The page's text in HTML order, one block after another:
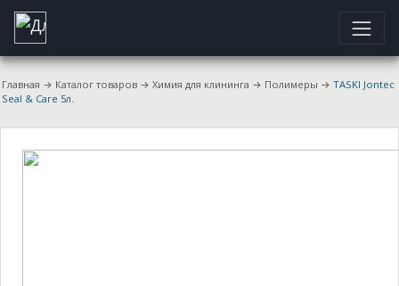
Главная → Каталог товаров → Химия для клининга → Полимеры → TASKI Jontec
Seal & Care 5л.